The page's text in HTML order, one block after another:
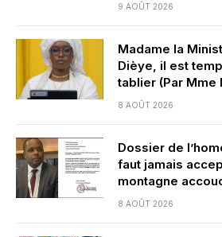
9 AOÛT 2026
Madame la
Dièye, il est
tablier (Par Mme
8 AOÛT 2026
Dossier de
faut jamais
montagne
8 AOÛT 2026